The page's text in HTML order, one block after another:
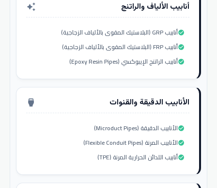
أنابيب الألياف والراتنج auto_awesome
أنابيب GRP (البلاستيك المقوى بالألياف الزجاجية)check_circle
أنابيب FRP (البلاستيك المقوى بالألياف الزجاجية)check_circle
أنابيب الراتنج الإيبوكسي (Epoxy Resin Pipes)check_circle
الأنابيب الدقيقة والقنوات settings_input_hdmi
الأنابيب الدقيقة (Microduct Pipes)check_circle
الأنابيب المرنة (Flexible Conduit Pipes)check_circle
أنابيب اللدائن الحرارية المرنة (TPE)check_circle